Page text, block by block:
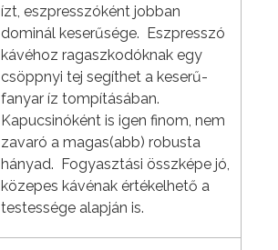
ízt, eszpresszóként jobban
dominál keserűsége. Eszpresszó
kávéhoz ragaszkodóknak egy
csöppnyi tej segíthet a keserű-
fanyar íz tompításában.
Kapucsinóként is igen finom, nem
zavaró a magas(abb) robusta
hányad. Fogyasztási összképe jó,
közepes kávénak értékelhető a
testessége alapján is.